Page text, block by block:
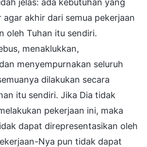
agar akhir dari semua pekerjaan
oleh Tuhan itu sendiri.
menaklukkan,
menyempurnakan seluruh
dilakukan secara
itu sendiri. Jika Dia tidak
pekerjaan ini, maka
dapat direpresentasikan oleh
Nya pun tidak dapat